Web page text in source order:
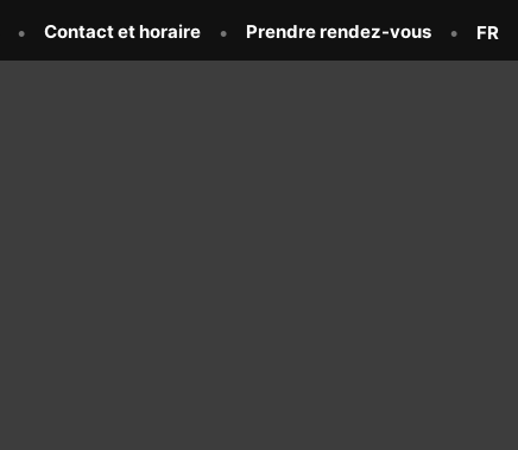
Contact et horaire Prendre rendez-vous FR